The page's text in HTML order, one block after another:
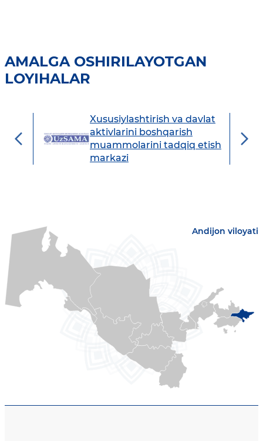
AMALGA OSHIRILAYOTGAN
LOYIHALAR
Xususiylashtirish va davlat
aktivlarini boshqarish
muammolarini tadqiq etish
markazi
Andijon viloyati